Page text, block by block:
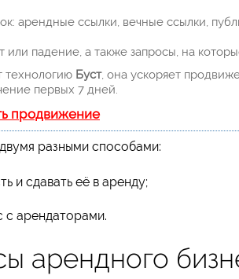
арендные ссылки, вечные ссылки,
или падение, а также запросы, на
технологию Буст, она ускоряет
первых 7 дней.
продвижение
разными способами:
и сдавать её в аренду;
с арендаторами.
арендного